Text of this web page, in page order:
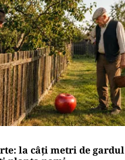
la câți metri de gardul